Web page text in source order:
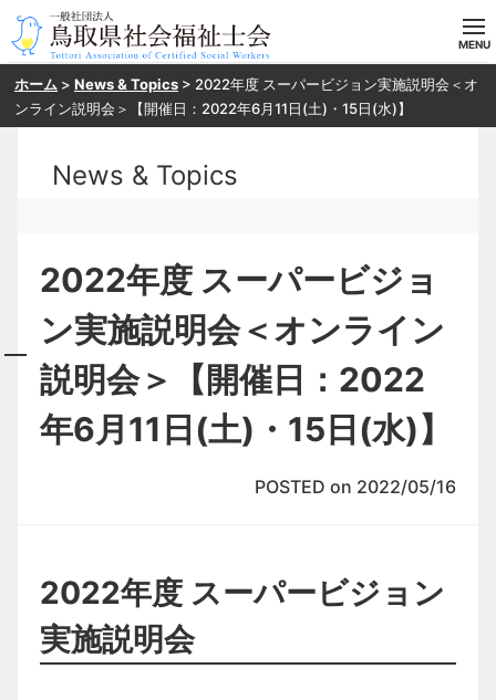
ホーム
入会案内
研修・SV申し込み
お問い合わせ
ホーム > News & Topics > 2022年度 スーパービジョン実施説明会＜オ
ンライン説明会＞【開催日：2022年6月11日(土)・15日(水)】
News & Topics
2022年度 スーパービジョ
ン実施説明会＜オンライン
説明会＞【開催日：2022
年6月11日(土)・15日(水)】
POSTED on 2022/05/16
2022年度 スーパービジョン
実施説明会